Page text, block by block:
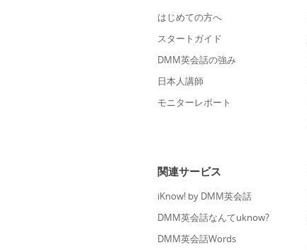
はじめての方へ
スタートガイド
DMM英会話の強み
日本人講師
モニターレポート
関連サービス
iKnow! by DMM英会話
DMM英会話なんてuknow?
DMM英会話Words